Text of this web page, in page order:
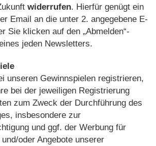
widerrufen. Hierfür genügt ein
Email an die unter 2. angegebene E-
Sie klicken auf den „Abmelden“-
jeden Newsletters.
unseren Gewinnspielen registrieren,
bei der jeweiligen Registrierung
zum Zweck der Durchführung des
insbesondere zur
und ggf. der Werbung für
oder Angebote unserer